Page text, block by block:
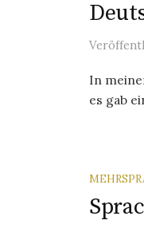
In
es gab